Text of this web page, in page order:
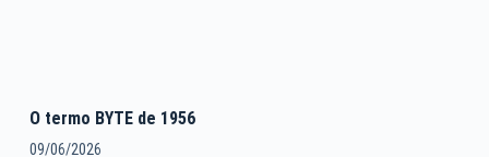
O termo BYTE de 1956
09/06/2026